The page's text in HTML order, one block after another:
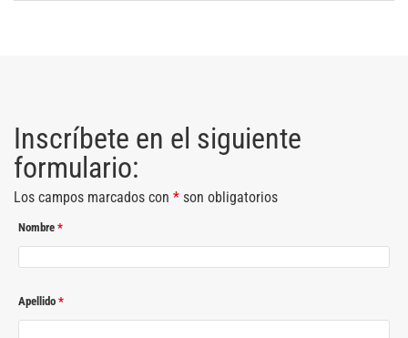
Inscríbete en el siguiente
formulario:
Los campos marcados con * son obligatorios
Nombre *
Apellido *